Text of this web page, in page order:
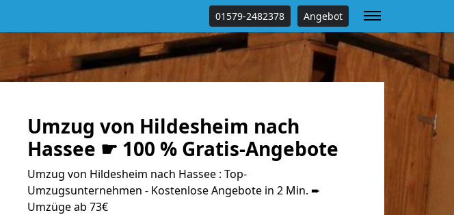
01579-2482378 Angebot
Umzug von Hildesheim nach
Hassee ☛ 100 % Gratis-Angebote
Umzug von Hildesheim nach Hassee : Top-
Umzugsunternehmen - Kostenlose Angebote in 2 Min. ➨
Umzüge ab 73€